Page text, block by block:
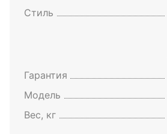
Стиль
Гарантия
Модель
Вес, кг